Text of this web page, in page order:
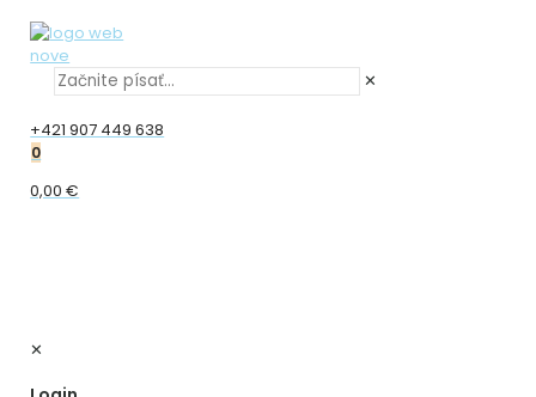
✕
+421 907 449 638
0
0,00 €
✕